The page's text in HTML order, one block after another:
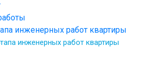
инженерных работ квартиры
инженерных работ квартиры